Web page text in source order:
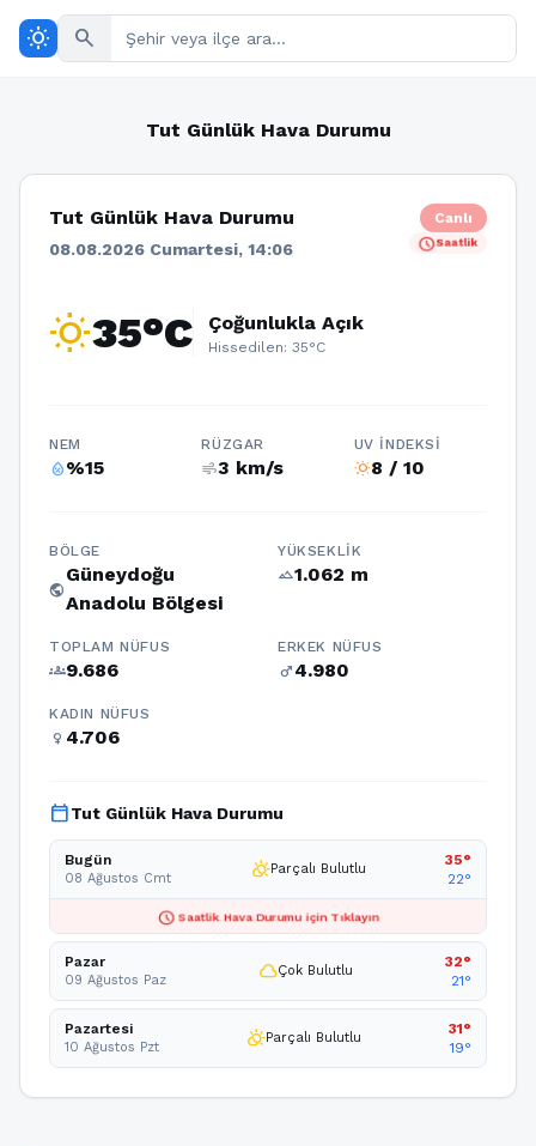
wb_sunny search
Tut Günlük Hava Durumu
Tut Günlük Hava Durumu
08.08.2026 Cumartesi, 14:06
Canlı
scheduleSaatlik
wb_sunny35°C Çoğunlukla Açık
Hissedilen: 35°C
NEM
humidity_percentage%15
RÜZGAR
air3 km/s
UV İNDEKSI
wb_sunny8 / 10
BÖLGE
public
Güneydoğu
Anadolu Bölgesi
YÜKSEKLIK
terrain1.062 m
TOPLAM NÜFUS
groups9.686
ERKEK NÜFUS
male4.980
KADIN NÜFUS
female 4.706
calendar_todayTut Günlük Hava Durumu
Bugün
08 Ağustos Cmt partly_cloudy_dayParçalı Bulutlu
35°
22°
schedule Saatlik Hava Durumu için Tıklayın
Pazar
09 Ağustos Paz cloudÇok Bulutlu
32°
21°
Pazartesi
10 Ağustos Pzt partly_cloudy_dayParçalı Bulutlu
31°
19°